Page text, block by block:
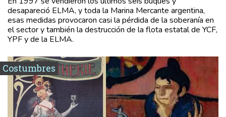
desapareció ELMA, y toda la Marina Mercante argentina,
esas medidas provocaron casi la pérdida de la soberanía en
el sector y también la destrucción de la flota estatal de YCF,
YPF y de la ELMA.
Costumbres